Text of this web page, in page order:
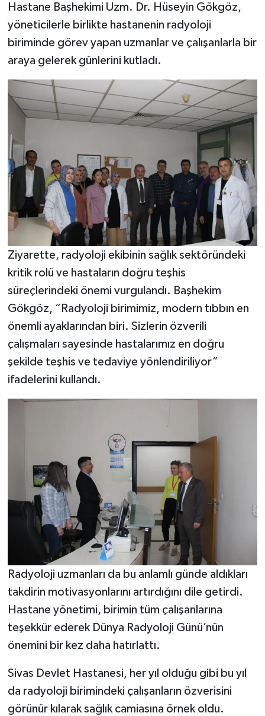
Hastane Başhekimi Uzm. Dr. Hüseyin Gökgöz,
yöneticilerle birlikte hastanenin radyoloji
biriminde görev yapan uzmanlar ve çalışanlarla bir
araya gelerek günlerini kutladı.
Ziyarette, radyoloji ekibinin sağlık sektöründeki
kritik rolü ve hastaların doğru teşhis
süreçlerindeki önemi vurgulandı. Başhekim
Gökgöz, “Radyoloji birimimiz, modern tıbbın en
önemli ayaklarından biri. Sizlerin özverili
çalışmaları sayesinde hastalarımız en doğru
şekilde teşhis ve tedaviye yönlendiriliyor”
ifadelerini kullandı.
Radyoloji uzmanları da bu anlamlı günde aldıkları
takdirin motivasyonlarını artırdığını dile getirdi.
Hastane yönetimi, birimin tüm çalışanlarına
teşekkür ederek Dünya Radyoloji Günü’nün
önemini bir kez daha hatırlattı.
Sivas Devlet Hastanesi, her yıl olduğu gibi bu yıl
da radyoloji birimindeki çalışanların özverisini
görünür kılarak sağlık camiasına örnek oldu.